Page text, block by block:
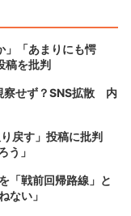
」「あまりにも愕
稿を批判
察せず？SNS拡散 内
戻す」投稿に批判
う」
「戦前回帰路線」と
ない」